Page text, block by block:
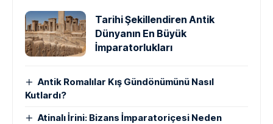
Tarihi Şekillendiren Antik
Dünyanın En Büyük
İmparatorlukları
Antik Romalılar Kış Gündönümünü Nasıl
Kutlardı?
Atinalı İrini: Bizans İmparatoriçesi Neden